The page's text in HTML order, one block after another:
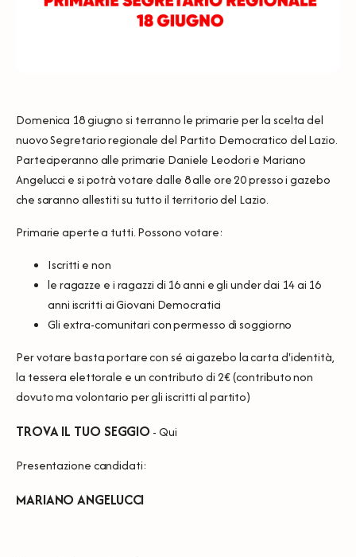
Domenica 18 giugno si terranno le primarie per la scelta del
nuovo Segretario regionale del Partito Democratico del Lazio.
Parteciperanno alle primarie Daniele Leodori e Mariano
Angelucci e si potrà votare dalle 8 alle ore 20 presso i gazebo
che saranno allestiti su tutto il territorio del Lazio.
Primarie aperte a tutti. Possono votare:
Iscritti e non
le ragazze e i ragazzi di 16 anni e gli under dai 14 ai 16
anni iscritti ai Giovani Democratici
Gli extra-comunitari con permesso di soggiorno
Per votare basta portare con sé ai gazebo la carta d'identità,
la tessera elettorale e un contributo di 2€ (contributo non
dovuto ma volontario per gli iscritti al partito)
TROVA IL TUO SEGGIO -Qui
Presentazione candidati:
MARIANO ANGELUCCI